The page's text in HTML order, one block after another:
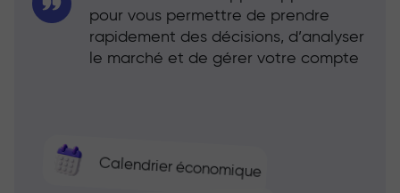
Calendrier économique
pour vous permettre de prendre
rapidement des décisions, d’analyser
le marché et de gérer votre compte